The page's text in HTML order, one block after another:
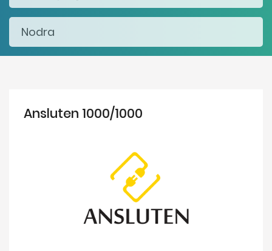
Ansluten 1000/1000